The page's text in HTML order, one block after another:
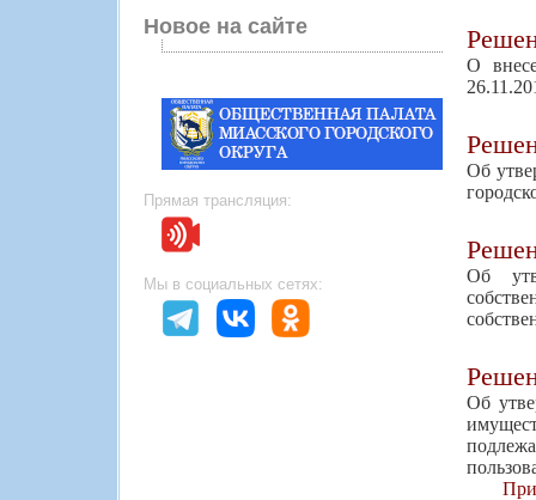
Новое на сайте
Прямая трансляция:
Мы в социальных сетях:
О
Об
Об
Об